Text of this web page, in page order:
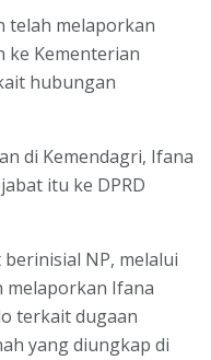
telah melaporkan
ke Kementerian
hubungan
di Kemendagri, Ifana
itu ke DPRD
NP, melalui
melaporkan Ifana
terkait dugaan
yang diungkap di